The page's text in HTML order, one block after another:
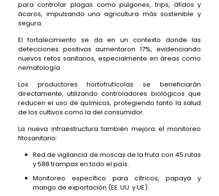
para controlar plagas como pulgones, trips, áfidos y
ácaros, impulsando una agricultura más sostenible y
segura.
El fortalecimiento se da en un contexto donde las
detecciones positivas aumentaron 17%, evidenciando
nuevos retos sanitarios, especialmente en áreas como
nematología.
Los productores hortofrutícolas se beneficiarán
directamente, utilizando controladores biológicos que
reducen el uso de químicos, protegiendo tanto la salud
de los cultivos como la del consumidor.
La nueva infraestructura también mejora el monitoreo
fitosanitario:
Red de vigilancia de moscas de la fruta con 45 rutas
y 588 trampas en todo el país.
Monitoreo específico para cítricos, papaya y
mango de exportación (EE. UU. y UE).